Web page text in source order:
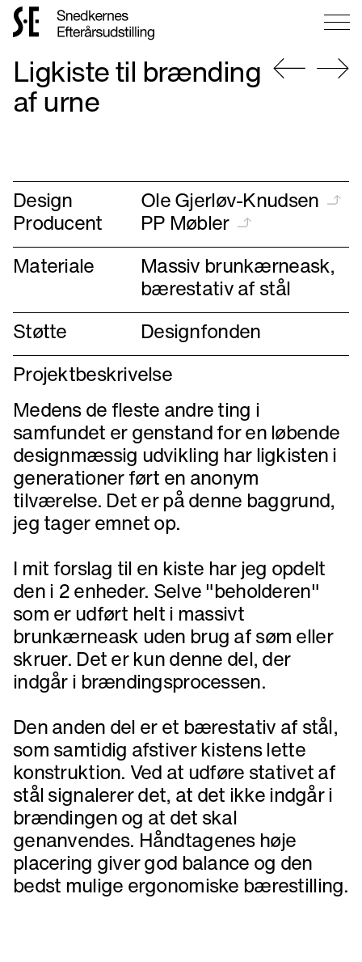
til
forsiden
Ligkiste til brænding
af urne
Design Ole Gjerløv-Knudsen
Producent
PP Møbler
Materiale
Massiv brunkærneask,
bærestativ af stål
Støtte
Designfonden
Projektbeskrivelse
Medens de fleste andre ting i
samfundet er genstand for en løbende
designmæssig udvikling har ligkisten i
generationer ført en anonym
tilværelse. Det er på denne baggrund,
jeg tager emnet op.
I mit forslag til en kiste har jeg opdelt
den i 2 enheder. Selve "beholderen"
som er udført helt i massivt
brunkærneask uden brug af søm eller
skruer. Det er kun denne del, der
indgår i brændingsprocessen.
Den anden del er et bærestativ af stål,
som samtidig afstiver kistens lette
konstruktion. Ved at udføre stativet af
stål signalerer det, at det ikke indgår i
brændingen og at det skal
genanvendes. Håndtagenes høje
placering giver god balance og den
bedst mulige ergonomiske bærestilling.